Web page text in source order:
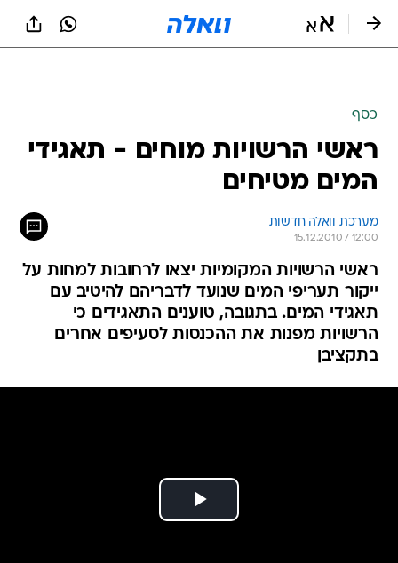
כסף
ראשי הרשויות מוחים - תאגידי
המים מטיחים
מערכת וואלה חדשות
15.12.2010 / 12:00
ראשי הרשויות המקומיות יצאו לרחובות למחות על
ייקור תעריפי המים שנועד לדבריהם להיטיב עם
תאגידי המים. בתגובה, טוענים התאגידים כי
הרשויות מפנות את ההכנסות לסעיפים אחרים
בתקציבן